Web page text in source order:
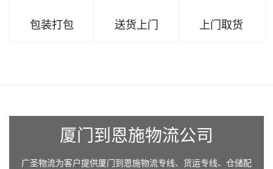
包装打包 送货上门 上门取货
厦门到恩施物流公司
广圣物流为客户提供厦门到恩施物流专线、货运专线、仓储配